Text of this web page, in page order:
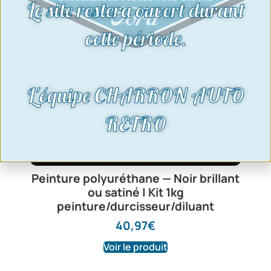
Peinture polyuréthane — Noir brillant
ou satiné | Kit 1kg
peinture/durcisseur/diluant
40,97€
Voir le produit
Le site restera ouvert durant
cette période.
L'équipe CHARRON AUTO
RETRO